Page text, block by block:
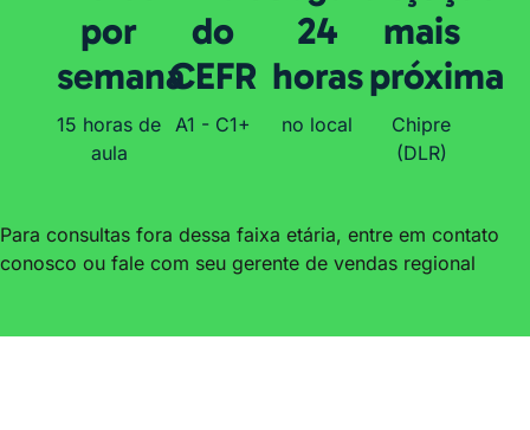
por
semana
15 horas de
aula
do
CEFR
A1 - C1+
24
horas
no local
mais
próxima
Chipre
(DLR)
Para consultas fora dessa faixa etária, entre em contato
conosco ou fale com seu gerente de vendas regional